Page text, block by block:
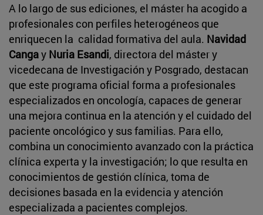
A lo largo de sus ediciones, el máster ha acogido a
profesionales con perfiles heterogéneos que
enriquecen la calidad formativa del aula. Navidad
Cangay Nuria Esandi, directora del máster y
vicedecana de Investigación y Posgrado, destacan
que este programa oficial forma a profesionales
especializados en oncología, capaces de generar
una mejora continua en la atención y el cuidado del
paciente oncológico y sus familias. Para ello,
combina un conocimiento avanzado con la práctica
clínica experta y la investigación; lo que resulta en
conocimientos de gestión clínica, toma de
decisiones basada en la evidencia y atención
especializada a pacientes complejos.